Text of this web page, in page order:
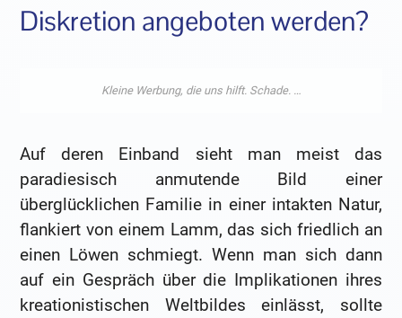
Diskretion angeboten werden?
Auf deren Einband sieht man meist das
paradiesisch anmutende Bild einer
überglücklichen Familie in einer intakten Natur,
flankiert von einem Lamm, das sich friedlich an
einen Löwen schmiegt. Wenn man sich dann
auf ein Gespräch über die Implikationen ihres
kreationistischen Weltbildes einlässt, sollte